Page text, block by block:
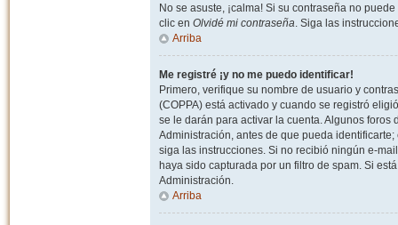
No se asuste, ¡calma! Si su contraseña no
clic en Olvidé mi contraseña. Siga las
Arriba
Me registré ¡y no me puedo identificar!
Primero, verifique su nombre de usuario y
(COPPA) está activado y cuando se registró
se le darán para activar la cuenta. Algunos
Administración, antes de que pueda
siga las instrucciones. Si no recibió ningún e-
haya sido capturada por un filtro de spam. Si
Administración.
Arriba